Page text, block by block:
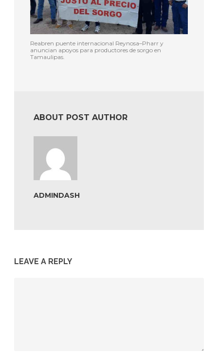
Reabren puente internacional Reynosa–Pharr y
anuncian apoyos para productores de sorgo en
Tamaulipas.
ABOUT POST AUTHOR
ADMINDASH
LEAVE A REPLY